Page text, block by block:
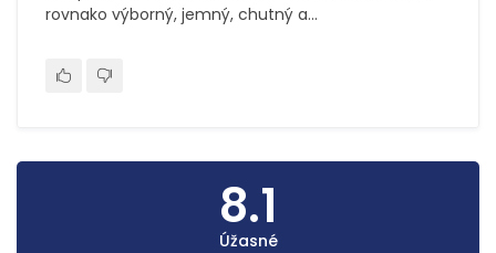
rovnako výborný, jemný, chutný a...
8.1
Úžasné